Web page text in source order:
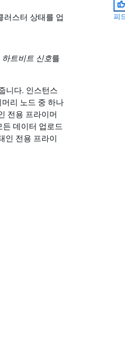
러스터 상태를 업
하트비트 신호를
니다. 인스턴스
리 노드 중 하나
전용 프라이머
데이터 업로드
인 전용 프라이
피